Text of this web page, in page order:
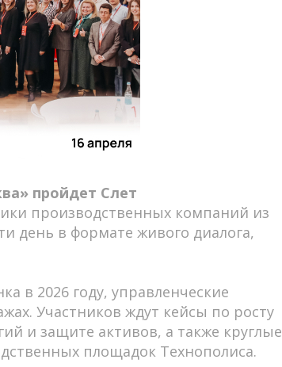
пройдет Слет
производственных компаний из
день в формате живого диалога,
в 2026 году, управленческие
Участников ждут кейсы по росту
и защите активов, а также круглые
площадок Технополиса.